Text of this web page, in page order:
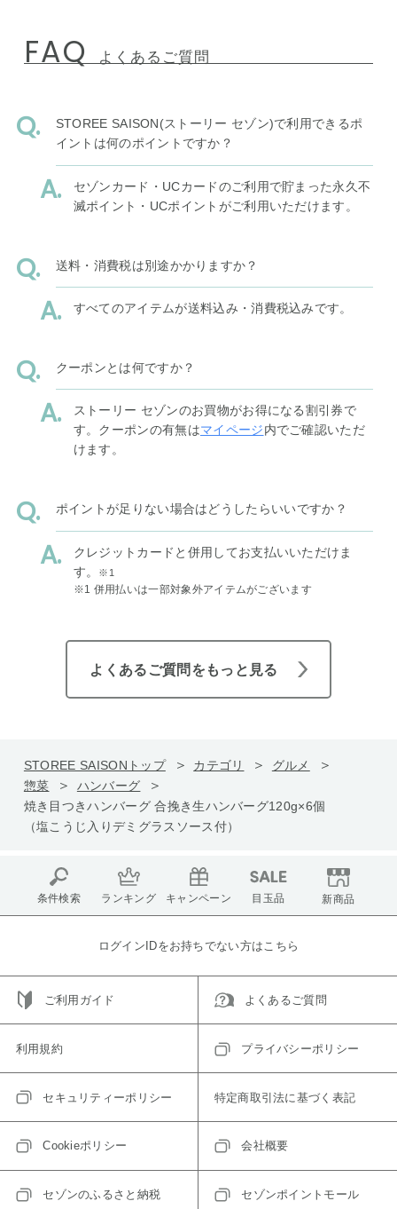
FAQ よくあるご質問
STOREE SAISON(ストーリー セゾン)で利用できるポ
イントは何のポイントですか？
セゾンカード・UCカードのご利用で貯まった永久不
滅ポイント・UCポイントがご利用いただけます。
送料・消費税は別途かかりますか？
すべてのアイテムが送料込み・消費税込みです。
クーポンとは何ですか？
ストーリー セゾンのお買物がお得になる割引券で
す。クーポンの有無はマイページ内でご確認いただ
けます。
ポイントが足りない場合はどうしたらいいですか？
クレジットカードと併用してお支払いいただけま
す。
※1
※1 併用払いは一部対象外アイテムがございます
よくあるご質問をもっと見る
STOREE SAISONトップ カテゴリ
グルメ
惣菜
ハンバーグ
焼き目つきハンバーグ 合挽き生ハンバーグ120g×6個
（塩こうじ入りデミグラスソース付）
条件検索 ランキング キャンペーン 目玉品 新商品
ログインIDをお持ちでない方はこちら
ご利用ガイド よくあるご質問
利用規約 プライバシーポリシー
セキュリティーポリシー 特定商取引法に基づく表記
Cookieポリシー 会社概要
セゾンのふるさと納税 セゾンポイントモール